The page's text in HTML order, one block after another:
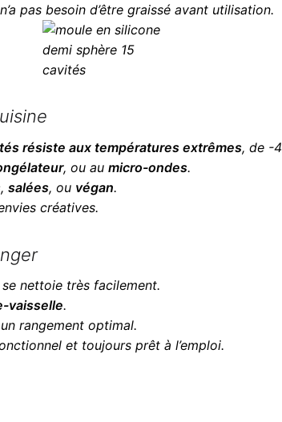
pas besoin d’être graissé avant utilisation.
résiste aux températures extrêmes, de -
, ou au micro-ondes.
, salées, ou végan.
créatives.
nettoie très facilement.
vaisselle.
rangement optimal.
et toujours prêt à l’emploi.